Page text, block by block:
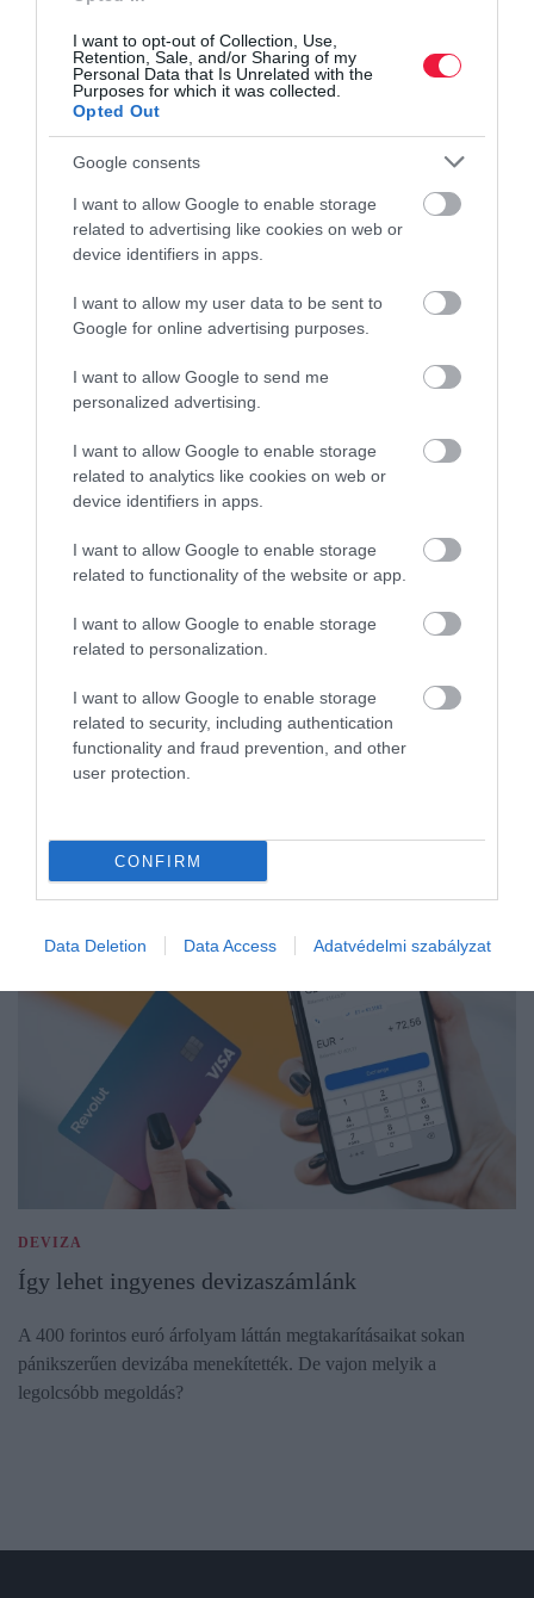
I want to opt-out of Collection, Use,
Retention, Sale, and/or Sharing of my
Personal Data that Is Unrelated with the
Purposes for which it was collected.
Opted Out
Google consents
I want to allow Google to enable storage
related to advertising like cookies on web or
device identifiers in apps.
I want to allow my user data to be sent to
Google for online advertising purposes.
I want to allow Google to send me
personalized advertising.
I want to allow Google to enable storage
related to analytics like cookies on web or
device identifiers in apps.
I want to allow Google to enable storage
related to functionality of the website or app.
I want to allow Google to enable storage
related to personalization.
I want to allow Google to enable storage
related to security, including authentication
functionality and fraud prevention, and other
user protection.
CONFIRM
Data Deletion Data Access Adatvédelmi szabályzat
Ne fizess rá a nyaralásra! Adunk néhány hasznos
tippet!
Utazás előtt ugye ellenőrzöd a bankkártyák lejárati idejét? És
tudod, mibe kerül készpénzt felvenni külföldön? Ha ügyes vagy,
DEVIZA
Így lehet ingyenes devizaszámlánk
A 400 forintos euró árfolyam láttán megtakarításaikat sokan
pánikszerűen devizába menekítették. De vajon melyik a
legolcsóbb megoldás?